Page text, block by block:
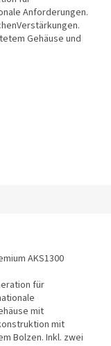
Anforderungen.
Gehäuse und
AKS1300
für
mit
mit
Bolzen. Inkl. zwei